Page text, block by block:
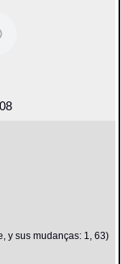
y sus mudanças: 1, 63)